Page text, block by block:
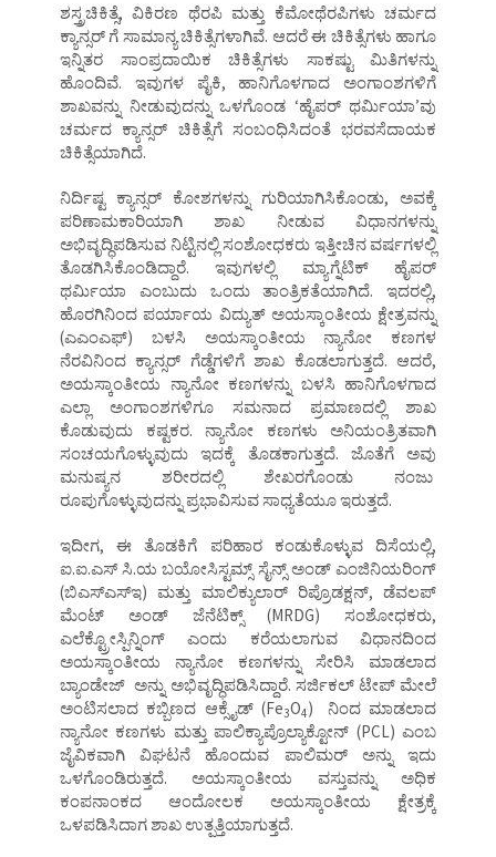
ಶಸ್ತ್ರಚಿಕಿತ್ಸೆ, ವಿಕಿರಣ ಥೆರಪಿ ಮತ್ತು ಕೆಮೋಥೆರಪಿಗಳು ಚರ್ಮದ
ಕ್ಯಾನ್ಸರ್ ಗೆ ಸಾಮಾನ್ಯ ಚಿಕಿತ್ಸೆಗಳಾಗಿವೆ. ಆದರೆ ಈ ಚಿಕಿತ್ಸೆಗಳು ಹಾಗೂ
ಇನ್ನಿತರ ಸಾಂಪ್ರದಾಯಿಕ ಚಿಕಿತ್ಸೆಗಳು ಸಾಕಷ್ಟು ಮಿತಿಗಳನ್ನು
ಹೊಂದಿವೆ. ಇವುಗಳ ಪೈಕಿ, ಹಾನಿಗೊಳಗಾದ ಅಂಗಾಂಶಗಳಿಗೆ
ಶಾಖವನ್ನು ನೀಡುವುದನ್ನು ಒಳಗೊಂಡ ‘ಹೈಪರ್ ಥರ್ಮಿಯಾ’ವು
ಚರ್ಮದ ಕ್ಯಾನ್ಸರ್ ಚಿಕಿತ್ಸೆಗೆ ಸಂಬಂಧಿಸಿದಂತೆ ಭರವಸೆದಾಯಕ
ಚಿಕಿತ್ಸೆಯಾಗಿದೆ.
ನಿರ್ದಿಷ್ಟ ಕ್ಯಾನ್ಸರ್ ಕೋಶಗಳನ್ನು ಗುರಿಯಾಗಿಸಿಕೊಂಡು, ಅವಕ್ಕೆ
ಪರಿಣಾಮಕಾರಿಯಾಗಿ ಶಾಖ ನೀಡುವ ವಿಧಾನಗಳನ್ನು
ಅಭಿವೃದ್ಧಿಪಡಿಸುವ ನಿಟ್ಟಿನಲ್ಲಿ ಸಂಶೋಧಕರು ಇತ್ತೀಚಿನ ವರ್ಷಗಳಲ್ಲಿ
ತೊಡಗಿಸಿಕೊಂಡಿದ್ದಾರೆ. ಇವುಗಳಲ್ಲಿ ಮ್ಯಾಗ್ನೆಟಿಕ್ ಹೈಪರ್
ಥರ್ಮಿಯಾ ಎಂಬುದು ಒಂದು ತಾಂತ್ರಿಕತೆಯಾಗಿದೆ. ಇದರಲ್ಲಿ,
ಹೊರಗಿನಿಂದ ಪರ್ಯಾಯ ವಿದ್ಯುತ್ ಅಯಸ್ಕಾಂತೀಯ ಕ್ಷೇತ್ರವನ್ನು
(ಎಎಂಎಫ್) ಬಳಸಿ ಅಯಸ್ಕಾಂತೀಯ ನ್ಯಾನೋ ಕಣಗಳ
ನೆರವಿನಿಂದ ಕ್ಯಾನ್ಸರ್ ಗೆಡ್ಡೆಗಳಿಗೆ ಶಾಖ ಕೊಡಲಾಗುತ್ತದೆ. ಆದರೆ,
ಅಯಸ್ಕಾಂತೀಯ ನ್ಯಾನೋ ಕಣಗಳನ್ನು ಬಳಸಿ ಹಾನಿಗೊಳಗಾದ
ಎಲ್ಲಾ ಅಂಗಾಂಶಗಳಿಗೂ ಸಮನಾದ ಪ್ರಮಾಣದಲ್ಲಿ ಶಾಖ
ಕೊಡುವುದು ಕಷ್ಟಕರ. ನ್ಯಾನೋ ಕಣಗಳು ಅನಿಯಂತ್ರಿತವಾಗಿ
ಸಂಚಯಗೊಳ್ಳುವುದು ಇದಕ್ಕೆ ತೊಡಕಾಗುತ್ತದೆ. ಜೊತೆಗೆ ಅವು
ಮನುಷ್ಯನ ಶರೀರದಲ್ಲಿ ಶೇಖರಗೊಂಡು ನಂಜು
ರೂಪುಗೊಳ್ಳುವುದನ್ನು ಪ್ರಭಾವಿಸುವ ಸಾಧ್ಯತೆಯೂ ಇರುತ್ತದೆ.
ಇದೀಗ, ಈ ತೊಡಕಿಗೆ ಪರಿಹಾರ ಕಂಡುಕೊಳ್ಳುವ ದಿಸೆಯಲ್ಲಿ,
ಐ.ಐ.ಎಸ್ ಸಿ.ಯ ಬಯೋಸಿಸ್ಟಮ್ಸ್ ಸೈನ್ಸ್ ಅಂಡ್ ಎಂಜಿನಿಯರಿಂಗ್
(ಬಿಎಸ್ಎಸ್ಇ) ಮತ್ತು ಮಾಲಿಕ್ಯುಲಾರ್ ರಿಪ್ರೊಡಕ್ಷನ್, ಡೆವಲಪ್
ಮೆಂಟ್ ಅಂಡ್ ಜೆನೆಟಿಕ್ಸ್ (MRDG) ಸಂಶೋಧಕರು,
ಎಲೆಕ್ಟ್ರೋಸ್ಪಿನ್ನಿಂಗ್ ಎಂದು ಕರೆಯಲಾಗುವ ವಿಧಾನದಿಂದ
ಅಯಸ್ಕಾಂತೀಯ ನ್ಯಾನೋ ಕಣಗಳನ್ನು ಸೇರಿಸಿ ಮಾಡಲಾದ
ಬ್ಯಾಂಡೇಜ್ ಅನ್ನು ಅಭಿವೃದ್ಧಿಪಡಿಸಿದ್ದಾರೆ. ಸರ್ಜಿಕಲ್ ಟೇಪ್ ಮೇಲೆ
ಅಂಟಿಸಲಾದ ಕಬ್ಬಿಣದ ಆಕ್ಸೈಡ್ (Fe3O4)
ನಿಂದ ಮಾಡಲಾದ
ನ್ಯಾನೋ ಕಣಗಳು ಮತ್ತು ಪಾಲಿಕ್ಯಾಪ್ರೊಲ್ಯಾಕ್ಟೋನ್ (PCL) ಎಂಬ
ಜೈವಿಕವಾಗಿ ವಿಘಟನೆ ಹೊಂದುವ ಪಾಲಿಮರ್ ಅನ್ನು ಇದು
ಒಳಗೊಂಡಿರುತ್ತದೆ. ಅಯಸ್ಕಾಂತೀಯ ವಸ್ತುವನ್ನು ಅಧಿಕ
ಕಂಪನಾಂಕದ ಆಂದೋಲಕ ಅಯಸ್ಕಾಂತೀಯ ಕ್ಷೇತ್ರಕ್ಕೆ
ಒಳಪಡಿಸಿದಾಗ ಶಾಖ ಉತ್ಪತ್ತಿಯಾಗುತ್ತದೆ.